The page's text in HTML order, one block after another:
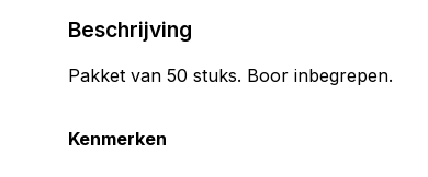
Beschrijving
Pakket van 50 stuks. Boor inbegrepen.
Kenmerken